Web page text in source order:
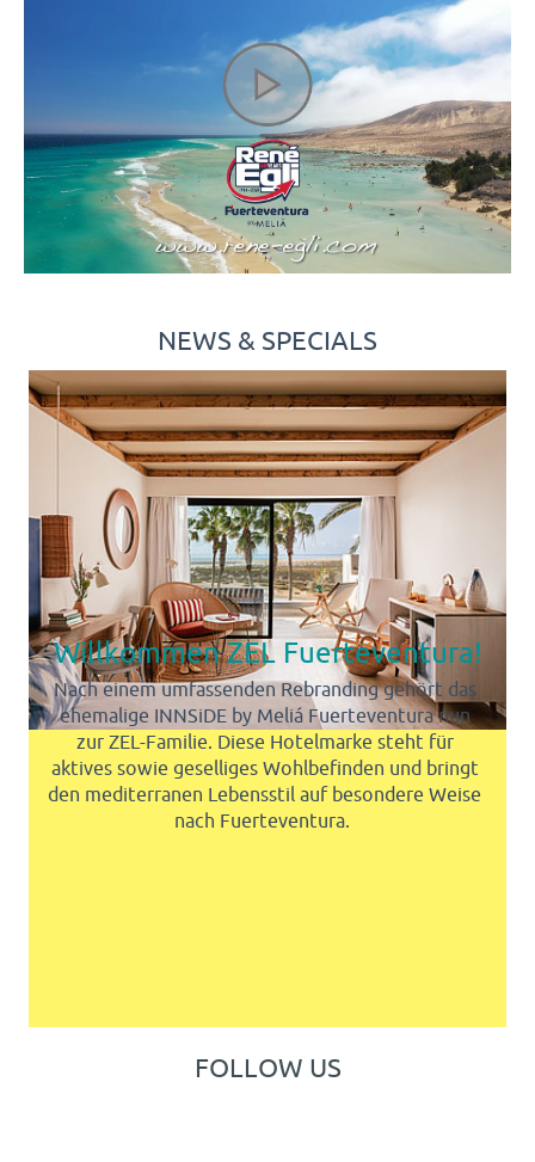
NEWS & SPECIALS
Material 2026
HAPPY 2026
Wir freuen uns die neuesten 2026er Modelle
unserer Partner Severne, Starboard und JP
Australia mit dir zu teilen - bis bald auf dem
Wasser mit den neuen Spielzeugen!
FOLLOW US